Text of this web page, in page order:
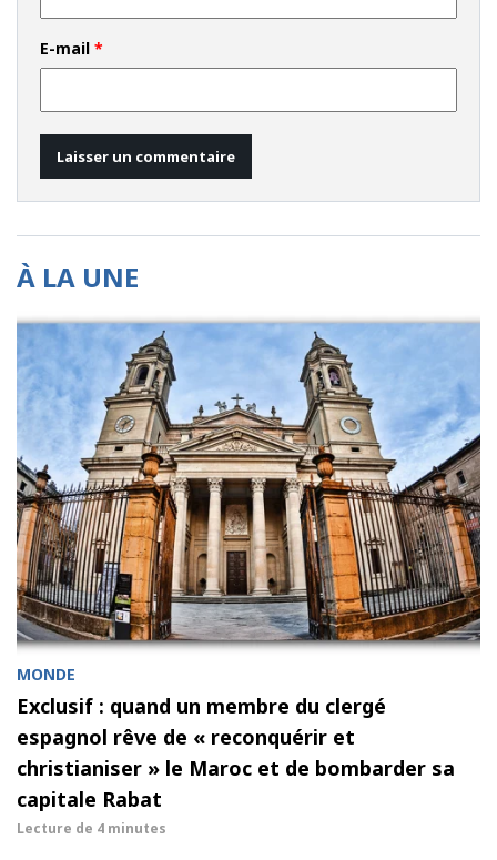
E-mail *
À LA UNE
MONDE
Exclusif : quand un membre du clergé
espagnol rêve de « reconquérir et
christianiser » le Maroc et de bombarder sa
capitale Rabat
Lecture de 4 minutes